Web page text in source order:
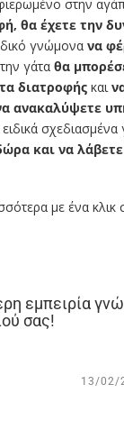
στην
θα έχετε την
γνώμονα να
γάτα θα
διατροφής και
ανακαλύψετε
ειδικά σχεδιασμένα
και να
με ένα κλικ
εμπειρία
σας!
13/02/